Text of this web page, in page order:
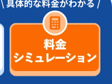
\ 具体的な料金がわかる /